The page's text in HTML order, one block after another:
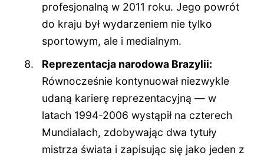
profesjonalną w 2011 roku. Jego powrót
do kraju był wydarzeniem nie tylko
sportowym, ale i medialnym.
Reprezentacja narodowa Brazylii:
Równocześnie kontynuował niezwykle
udaną karierę reprezentacyjną — w
latach 1994-2006 wystąpił na czterech
Mundialach, zdobywając dwa tytuły
mistrza świata i zapisując się jako jeden z